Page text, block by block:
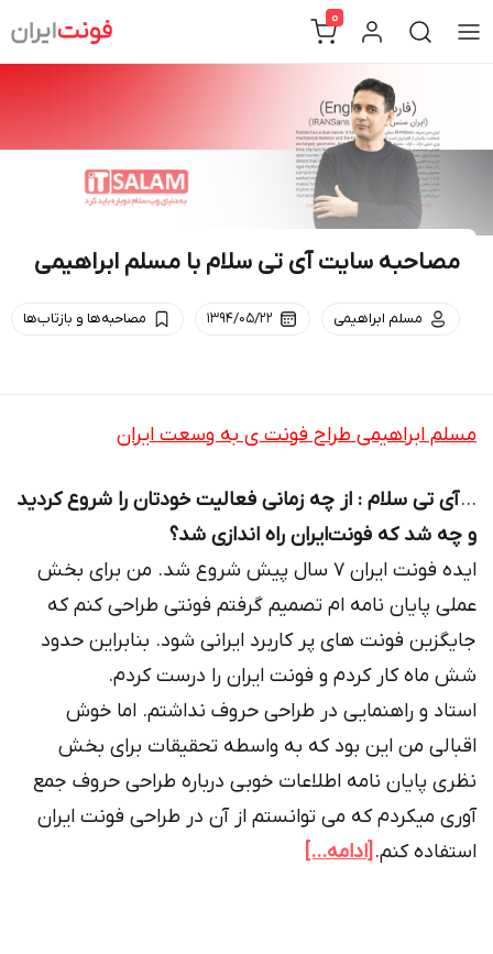
to
0
مصاحبه سایت آی تی سلام با مسلم ابراهیمی
مسلم ابراهیمی ۱۳۹۴/۰۵/۲۲ مصاحبه‌ها و بازتاب‌ها
مسلم ابراهیمی طراح فونت ی به وسعت ایران
…آی تی سلام : از چه زمانی فعالیت خودتان را شروع کردید
و چه شد که فونت‌ایران راه اندازی شد؟
ایده فونت ایران ۷ سال پیش شروع شد. من برای بخش
عملی پایان نامه ام تصمیم گرفتم فونتی طراحی کنم که
جایگزین فونت های پر کاربرد ایرانی شود. بنابراین حدود
شش ماه کار کردم و فونت ایران را درست کردم.
استاد و راهنمایی در طراحی حروف نداشتم. اما خوش
اقبالی من این بود که به واسطه تحقیقات برای بخش
نظری پایان نامه اطلاعات خوبی درباره طراحی حروف جمع
آوری میکردم که می توانستم از آن در طراحی فونت ایران
استفاده کنم. [ادامه…]